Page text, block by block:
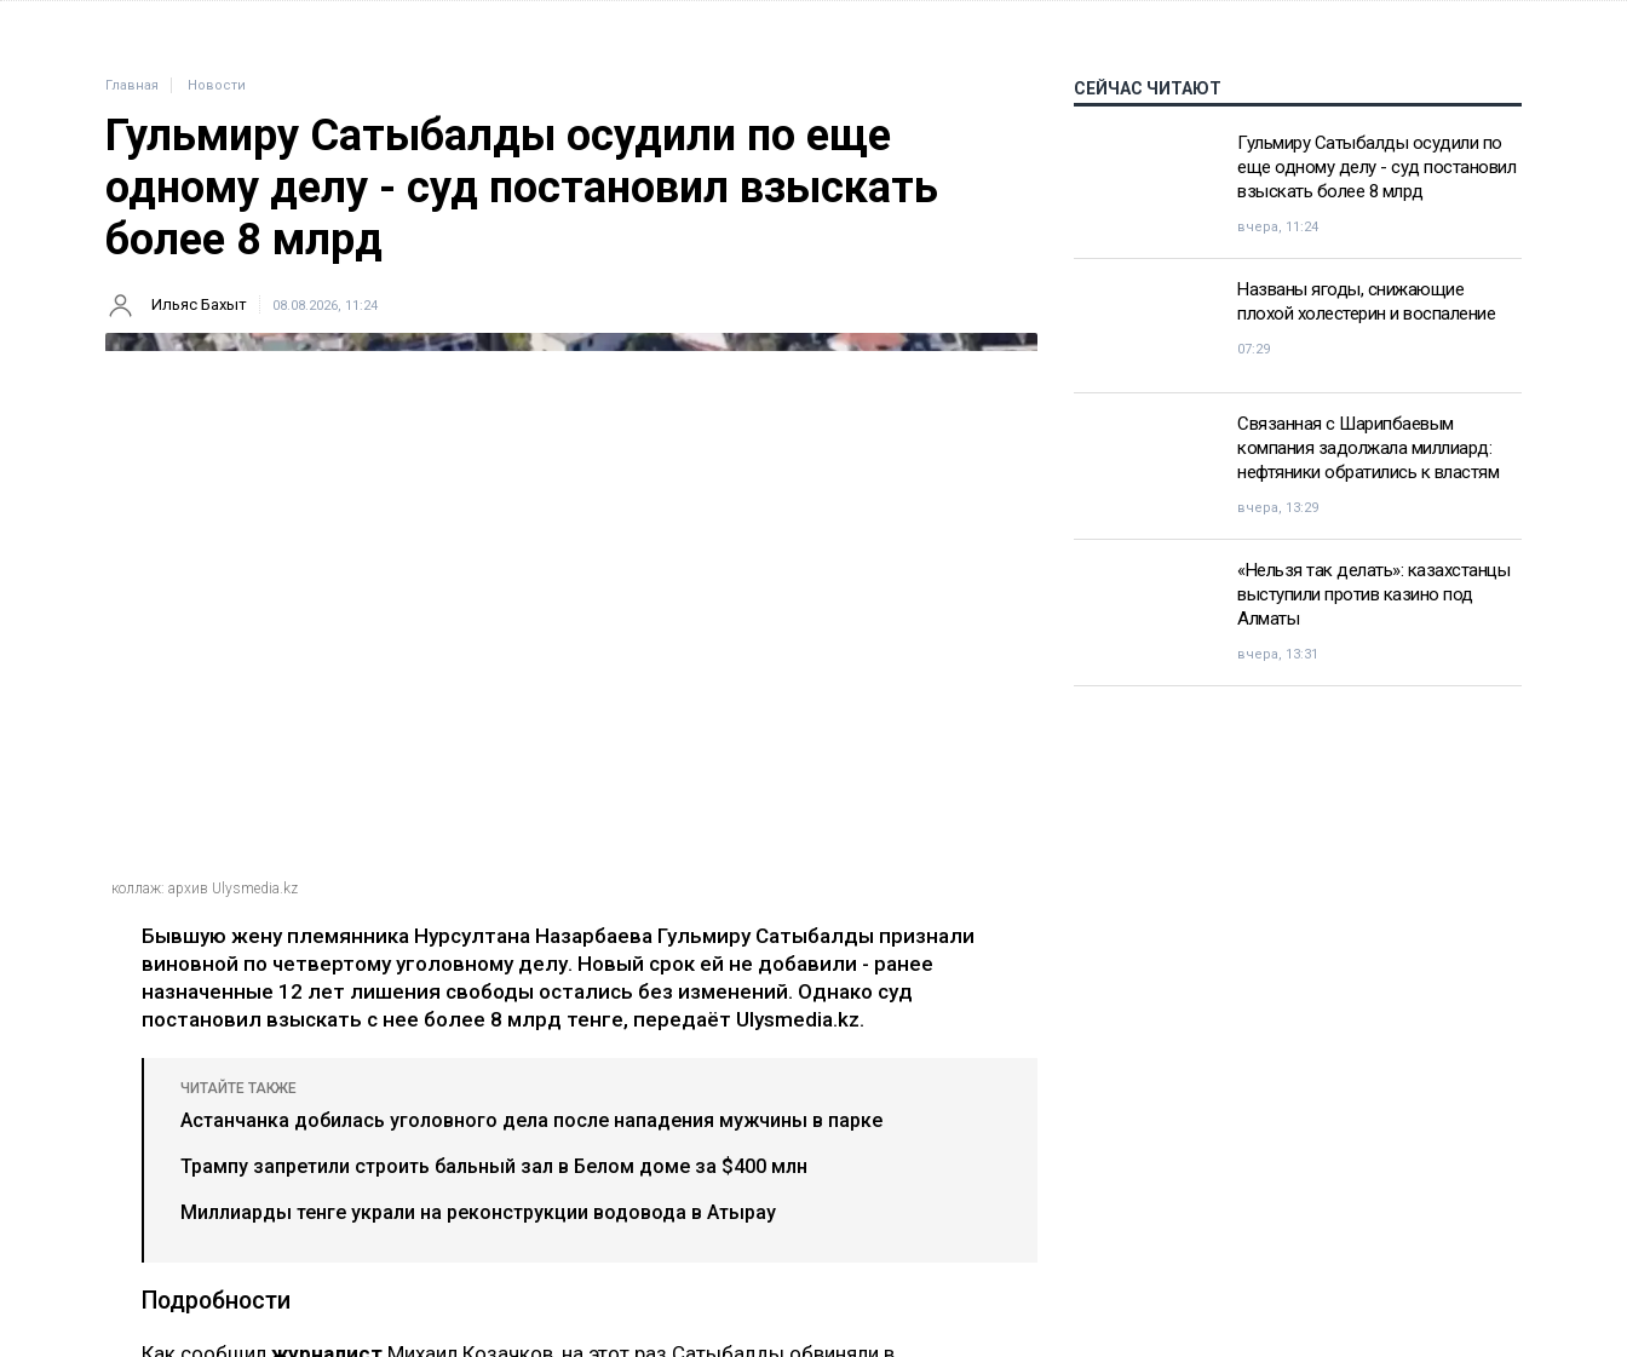
Главная Новости
Гульмиру Сатыбалды осудили по еще
одному делу - суд постановил взыскать
более 8 млрд
Ильяс Бахыт 08.08.2026, 11:24
коллаж: архив Ulysmedia.kz
Бывшую жену племянника Нурсултана Назарбаева Гульмиру Сатыбалды признали
виновной по четвертому уголовному делу. Новый срок ей не добавили - ранее
назначенные 12 лет лишения свободы остались без изменений. Однако суд
постановил взыскать с нее более 8 млрд тенге, передаёт Ulysmedia.kz.
ЧИТАЙТЕ ТАКЖЕ
Астанчанка добилась уголовного дела после нападения мужчины в парке
Трампу запретили строить бальный зал в Белом доме за $400 млн
Миллиарды тенге украли на реконструкции водовода в Атырау
Подробности
СЕЙЧАС ЧИТАЮТ
Гульмиру Сатыбалды осудили по
еще одному делу - суд постановил
взыскать более 8 млрд
вчера, 11:24
Названы ягоды, снижающие
плохой холестерин и воспаление
07:29
Связанная с Шарипбаевым
компания задолжала миллиард:
нефтяники обратились к властям
вчера, 13:29
«Нельзя так делать»: казахстанцы
выступили против казино под
Алматы
вчера, 13:31